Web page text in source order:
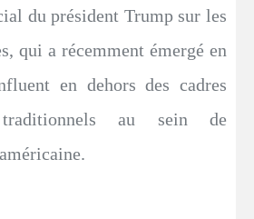
du président Trump sur les
qui a récemment émergé en
en dehors des cadres
traditionnels au sein de